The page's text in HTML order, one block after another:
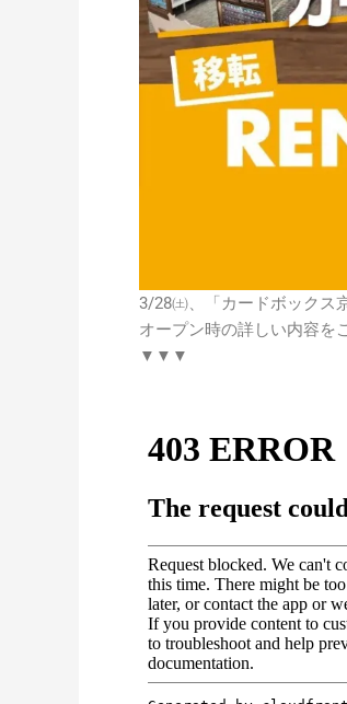
3/28㈯、「カードボックス
オープン時の詳しい内容を
▼▼▼